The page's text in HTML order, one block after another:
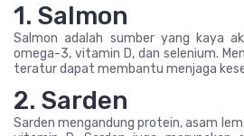
1. Salmon
Salmon adalah sumber yang kaya
omega-3, vitamin D, dan selenium.
teratur dapat membantu menjaga
2. Sarden
Sarden mengandung protein, asam